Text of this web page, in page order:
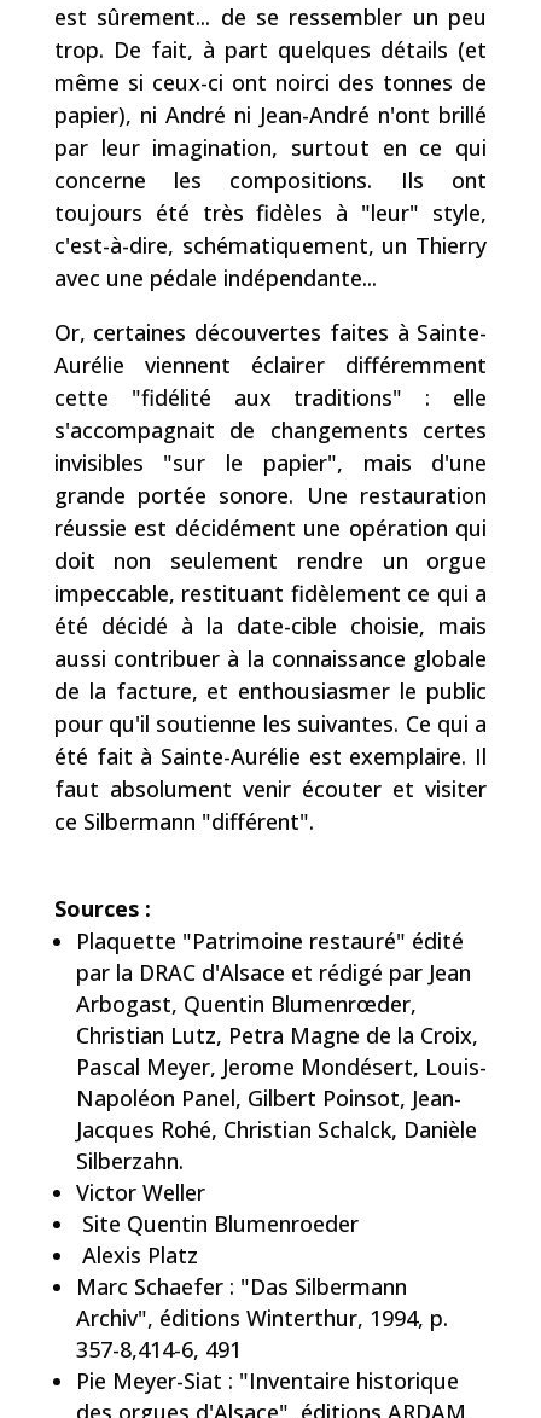
est sûrement... de se ressembler un peu
trop. De fait, à part quelques détails (et
même si ceux-ci ont noirci des tonnes de
papier), ni André ni Jean-André n'ont brillé
par leur imagination, surtout en ce qui
concerne les compositions. Ils ont
toujours été très fidèles à "leur" style,
c'est-à-dire, schématiquement, un Thierry
avec une pédale indépendante...
Or, certaines découvertes faites à Sainte-
Aurélie viennent éclairer différemment
cette "fidélité aux traditions" : elle
s'accompagnait de changements certes
invisibles "sur le papier", mais d'une
grande portée sonore. Une restauration
réussie est décidément une opération qui
doit non seulement rendre un orgue
impeccable, restituant fidèlement ce qui a
été décidé à la date-cible choisie, mais
aussi contribuer à la connaissance globale
de la facture, et enthousiasmer le public
pour qu'il soutienne les suivantes. Ce qui a
été fait à Sainte-Aurélie est exemplaire. Il
faut absolument venir écouter et visiter
ce Silbermann "différent".
Sources :
Plaquette "Patrimoine restauré" édité
par la DRAC d'Alsace et rédigé par Jean
Arbogast, Quentin Blumenrœder,
Christian Lutz, Petra Magne de la Croix,
Pascal Meyer, Jerome Mondésert, Louis-
Napoléon Panel, Gilbert Poinsot, Jean-
Jacques Rohé, Christian Schalck, Danièle
Silberzahn.
Victor Weller
Site Quentin Blumenroeder
Alexis Platz
Marc Schaefer : "Das Silbermann
Archiv", éditions Winterthur, 1994, p.
357-8,414-6, 491
Pie Meyer-Siat : "Inventaire historique
des orgues d'Alsace", éditions ARDAM,